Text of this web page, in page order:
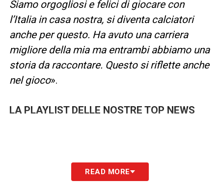
Siamo orgogliosi e felici di giocare con
l’Italia in casa nostra, si diventa calciatori
anche per questo. Ha avuto una carriera
migliore della mia ma entrambi abbiamo una
storia da raccontare. Questo si riflette anche
nel gioco».
LA PLAYLIST DELLE NOSTRE TOP NEWS
READ MORE